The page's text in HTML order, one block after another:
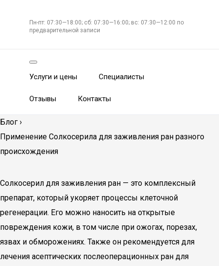
Пн-пт: 07:30—18:00; сб: 07:30—16:00; вс: 07:30—12:00 по
предварительной записи
Услуги и цены Специалисты
Отзывы Контакты
Блог ›
Применение Солкосерила для заживления ран разного
происхождения
Солкосерил для заживления ран — это комплексный
препарат, который укоряет процессы клеточной
регенерации. Его можно наносить на открытые
повреждения кожи, в том числе при ожогах, порезах,
язвах и обморожениях. Также он рекомендуется для
лечения асептических послеоперационных ран для